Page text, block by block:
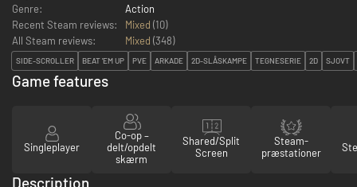
Genre:
Action
Recent Steam reviews:
Mixed (10)
All Steam reviews:
Mixed (348)
SIDE-SCROLLER BEAT 'EM UP PVE ARKADE 2D-SLÅSKAMPE TEGNESERIE 2D SJOVT
Game features
Singleplayer
Co-op –
delt/opdelt
skærm
Shared/Split
Screen
Steam-
præstationer
Description